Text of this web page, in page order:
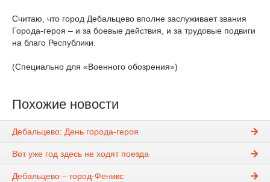
Считаю, что город Дебальцево вполне заслуживает звания
Города-героя – и за боевые действия, и за трудовые подвиги
на благо Республики.
(Специально для «Военного обозрения»)
Похожие новости
Дебальцево: День города-героя
Вот уже год здесь не ходят поезда
Дебальцево – город-Феникс